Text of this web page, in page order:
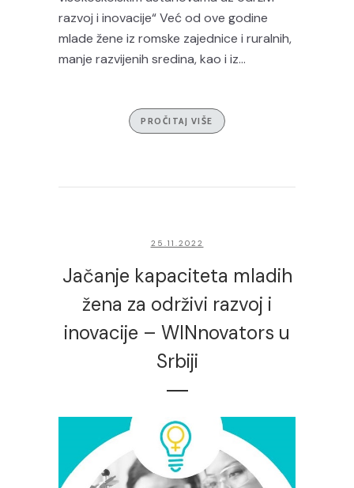
razvoj i inovacije“ Već od ove godine
mlade žene iz romske zajednice i ruralnih,
manje razvijenih sredina, kao i iz...
PROČITAJ VIŠE
25.11.2022
Jačanje kapaciteta mladih
žena za održivi razvoj i
inovacije – WINnovators u
Srbiji